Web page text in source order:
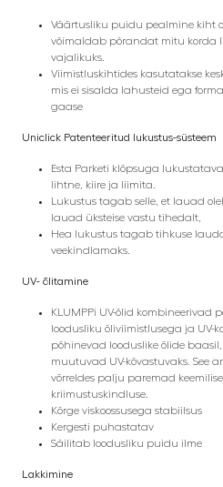
Väärtusliku puidu pealmine kiht
võimaldab põrandat mitu korda
vajalikuks.
Viimistluskihtides kasutatakse
mis ei sisalda lahusteid ega
gaase
Uniclick Patenteeritud lukustus-süsteem
Esta Parketi klõpsuga
lihtne, kiire ja liimita.
Lukustus tagab selle, et lauad
lauad üksteise vastu tihedalt,
Hea lukustus tagab tihkuse
veekindlamaks.
UV- õlitamine
KLUMPPi UV-õlid kombineerivad
loodusliku õliviimistlusega ja
põhinevad looduslike õlide
muutuvad UV-kõvastuvaks. See
võrreldes palju paremad
kriimustuskindluse.
Kõrge viskoossusega stabiilsus
Kergesti puhastatav
Säilitab loodusliku puidu ilme
Lakkimine